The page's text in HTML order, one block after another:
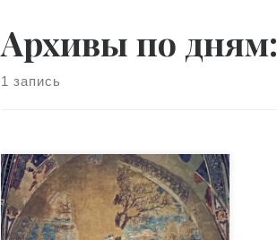
Архивы по дням:
1 запись
Установить точно
местонахождение райского
сада, который, согласно